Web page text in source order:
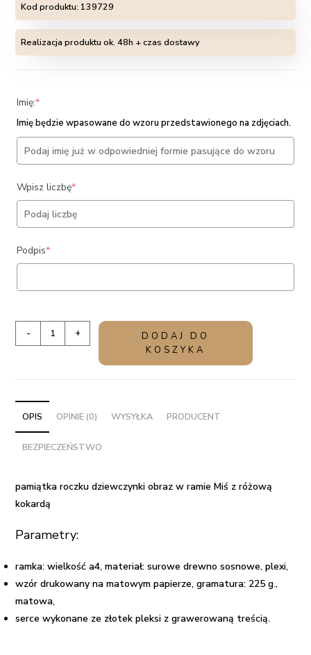
Kod produktu: 139729
Realizacja produktu ok. 48h + czas dostawy
Imię:*(required)
Imię będzie wpasowane do wzoru przedstawionego na zdjęciach.
Wpisz liczbę*(required)
Podpis*(required)
pamiątka
obraz
w
ramie
Miś
różową
kokardą
- +
DODAJ DO
KOSZYKA
OPIS OPINIE (0) WYSYŁKA PRODUCENT
BEZPIECZEŃSTWO
pamiątka roczku dziewczynki obraz w ramie Miś z różową
kokardą
Parametry:
ramka: wielkość a4, materiał: surowe drewno sosnowe, plexi,
wzór drukowany na matowym papierze, gramatura: 225 g.,
matowa,
serce wykonane ze złotek pleksi z grawerowaną treścią.